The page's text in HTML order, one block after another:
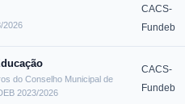
2026
CACS-
Fundeb
do Conselho Municipal de
2023/2026
CACS-
Fundeb